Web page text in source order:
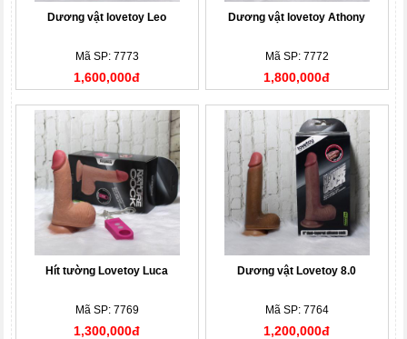
Dương vật lovetoy Leo
Mã SP: 7773
1,600,000đ
Dương vật lovetoy Athony
Mã SP: 7772
1,800,000đ
Hít tường Lovetoy Luca
Mã SP: 7769
1,300,000đ
Dương vật Lovetoy 8.0
Mã SP: 7764
1,200,000đ